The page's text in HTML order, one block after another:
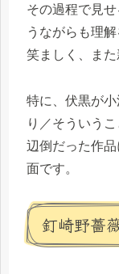
その過程で見
うながらも理
笑ましく、また
特に、伏黒が
り／そういう
辺倒だった作
面です。
釘崎野薔